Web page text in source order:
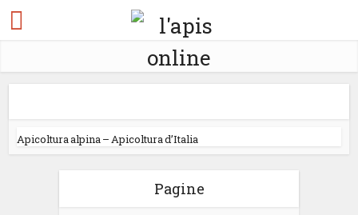
Apicoltura alpina – Apicoltura d’Italia
Pagine